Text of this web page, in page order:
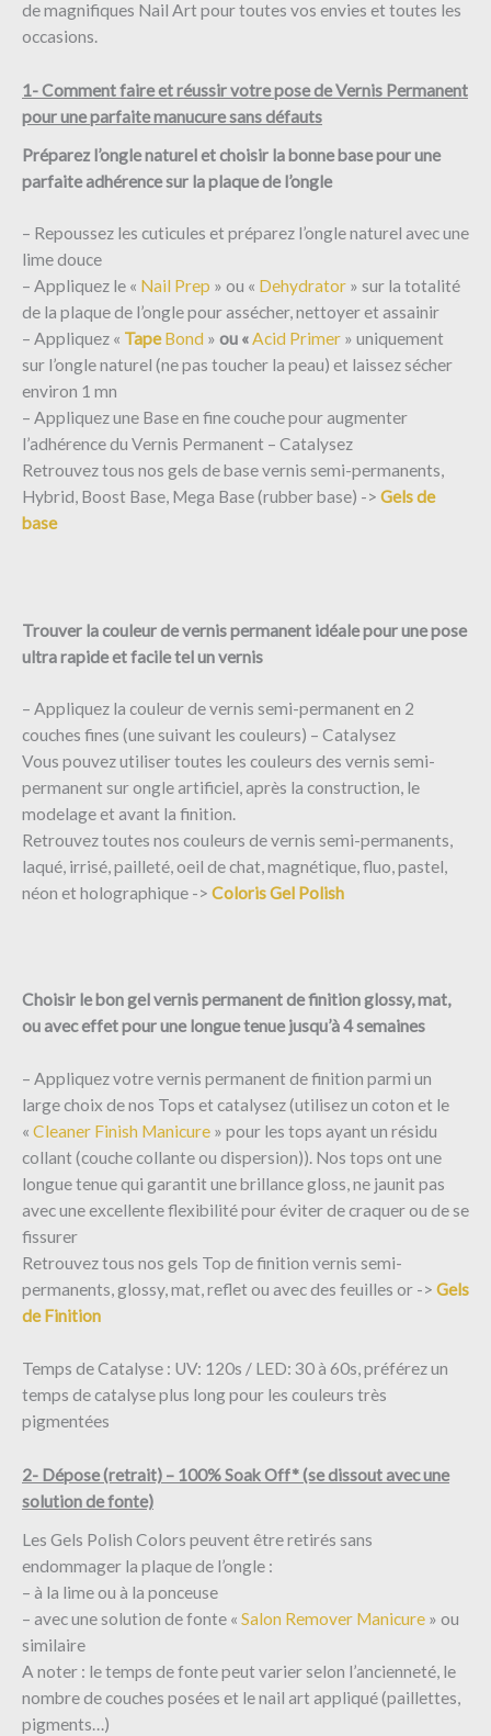
de magnifiques Nail Art pour toutes vos envies et toutes les
occasions.
1- Comment faire et réussir votre pose de Vernis Permanent
pour une parfaite manucure sans défauts
Préparez l’ongle naturel et choisir la bonne base pour une
parfaite adhérence sur la plaque de l’ongle
– Repoussez les cuticules et préparez l’ongle naturel avec une
lime douce
– Appliquez le « Nail Prep » ou « Dehydrator » sur la totalité
de la plaque de l’ongle pour assécher, nettoyer et assainir
– Appliquez « Tape Bond » ou «Acid Primer » uniquement
sur l’ongle naturel (ne pas toucher la peau) et laissez sécher
environ 1 mn
– Appliquez une Base en fine couche pour augmenter
l’adhérence du Vernis Permanent – Catalysez
Retrouvez tous nos gels de base vernis semi-permanents,
Hybrid, Boost Base, Mega Base (rubber base) -> Gels de
base
Trouver la couleur de vernis permanent idéale pour une pose
ultra rapide et facile tel un vernis
– Appliquez la couleur de vernis semi-permanent en 2
couches fines (une suivant les couleurs) – Catalysez
Vous pouvez utiliser toutes les couleurs des vernis semi-
permanent sur ongle artificiel, après la construction, le
modelage et avant la finition.
Retrouvez toutes nos couleurs de vernis semi-permanents,
laqué, irrisé, pailleté, oeil de chat, magnétique, fluo, pastel,
néon et holographique -> Coloris Gel Polish
Choisir le bon gel vernis permanent de finition glossy, mat,
ou avec effet pour une longue tenue jusqu’à 4 semaines
– Appliquez votre vernis permanent de finition parmi un
large choix de nos Tops et catalysez (utilisez un coton et le
« Cleaner Finish Manicure » pour les tops ayant un résidu
collant (couche collante ou dispersion)). Nos tops ont une
longue tenue qui garantit une brillance gloss, ne jaunit pas
avec une excellente flexibilité pour éviter de craquer ou de se
fissurer
Retrouvez tous nos gels Top de finition vernis semi-
permanents, glossy, mat, reflet ou avec des feuilles or -> Gels
de Finition
Temps de Catalyse : UV: 120s / LED: 30 à 60s, préférez un
temps de catalyse plus long pour les couleurs très
pigmentées
2- Dépose (retrait) – 100% Soak Off* (se dissout avec une
solution de fonte)
Les Gels Polish Colors peuvent être retirés sans
endommager la plaque de l’ongle :
– à la lime ou à la ponceuse
– avec une solution de fonte « Salon Remover Manicure » ou
similaire ​
A noter : le temps de fonte peut varier selon l’ancienneté, le
nombre de couches posées et le nail art appliqué (paillettes,
pigments…)